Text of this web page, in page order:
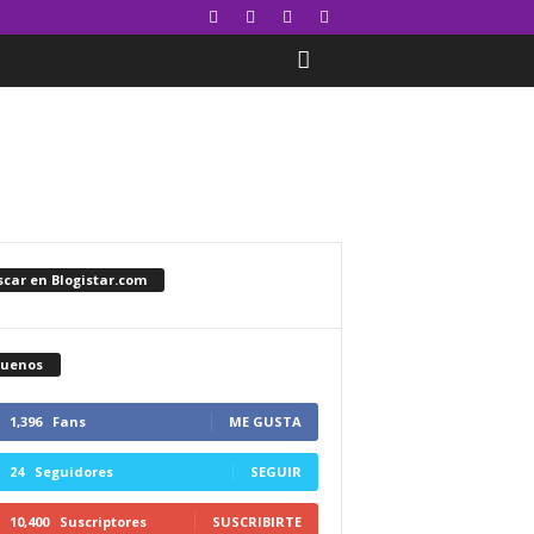
en Blogistar.com
1,396 Fans ME GUSTA
24 Seguidores SEGUIR
10,400 Suscriptores SUSCRIBIRTE